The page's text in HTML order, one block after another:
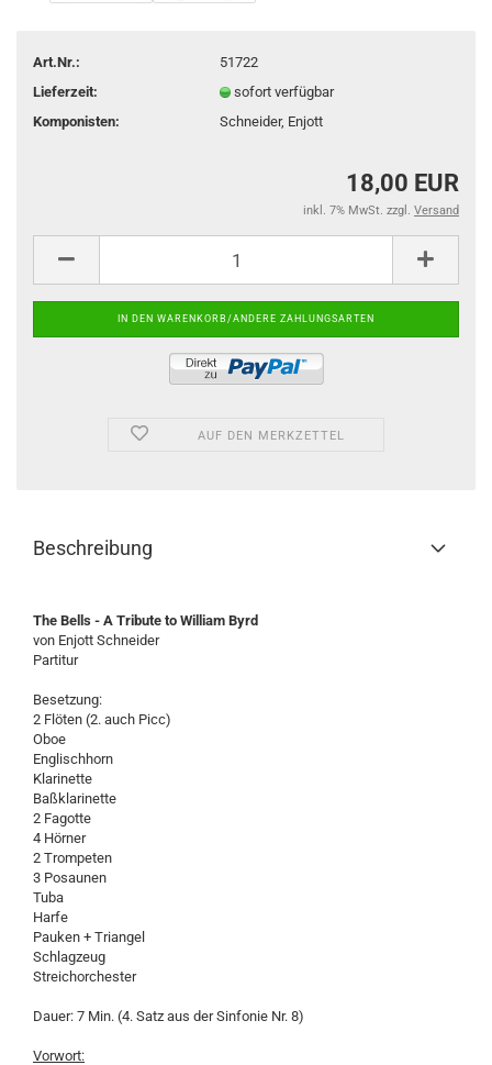
Art.Nr.:
51722
Lieferzeit:
sofort verfügbar
Komponisten:
Schneider, Enjott
18,00 EUR
inkl. 7% MwSt. zzgl. Versand
AUF DEN MERKZETTEL
Beschreibung
The Bells - A Tribute to William Byrd
von Enjott Schneider
Partitur
Besetzung:
2 Flöten (2. auch Picc)
Oboe
Englischhorn
Klarinette
Baßklarinette
2 Fagotte
4 Hörner
2 Trompeten
3 Posaunen
Tuba
Harfe
Pauken + Triangel
Schlagzeug
Streichorchester
Dauer: 7 Min. (4. Satz aus der Sinfonie Nr. 8)
Vorwort: